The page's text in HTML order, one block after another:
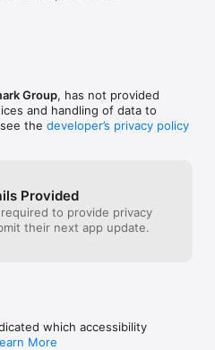
Group, has not provided
and handling of data to
the developer’s privacy policy
Provided
to provide privacy
their next app update.
which accessibility
More